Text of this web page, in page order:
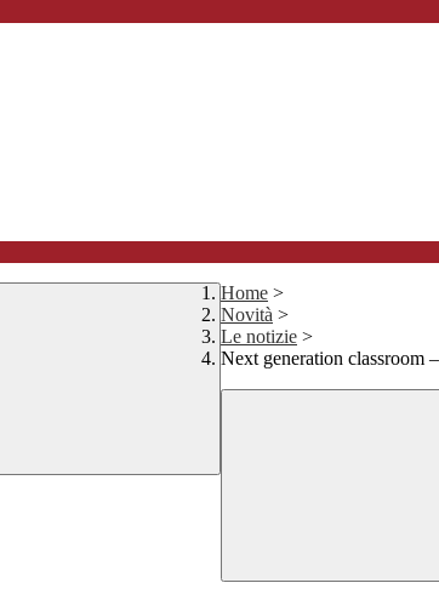
Home >
Novità >
Le notizie >
Next generation classroom